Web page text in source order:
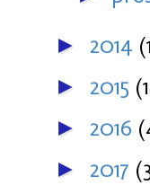
► 2014
► 2015
► 2016
► 2017